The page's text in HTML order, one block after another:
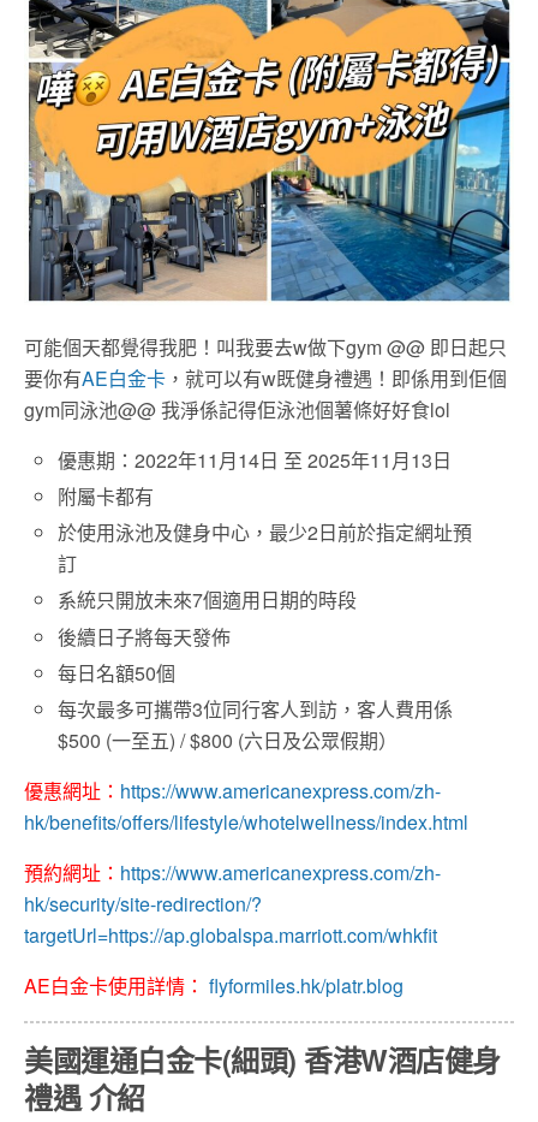
可能個天都覺得我肥！叫我要去w做下gym @@ 即日起只
要你有AE白金卡 ，就可以有w既健身禮遇！即係用到佢個
gym同泳池@@ 我淨係記得佢泳池個薯條好好食lol
優惠期：2022年11月14日 至 2025年11月13日
附屬卡都有
於使用泳池及健身中心，最少2日前於指定網址預
訂
系統只開放未來7個適用日期的時段
後續日子將每天發佈
每日名額50個
每次最多可攜帶3位同行客人到訪，客人費用係
$500 (一至五) / $800 (六日及公眾假期）
優惠網址： https://www.americanexpress.com/zh-
hk/benefits/offers/lifestyle/whotelwellness/index.html
預約網址： https://www.americanexpress.com/zh-
hk/security/site-redirection/?
targetUrl=https://ap.globalspa.marriott.com/whkfit
AE白金卡使用詳情： flyformiles.hk/platr.blog
美國運通白金卡(細頭) 香港W酒店健身
禮遇 介紹